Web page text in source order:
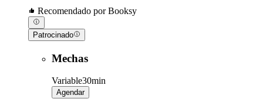
Recomendado por Booksy
Patrocinado
Mechas
Variable30min
Agendar